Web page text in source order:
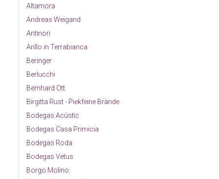
Altamora
Andreas Weigand
Antinori
Arillo in Terrabianca
Beringer
Berlucchi
Bernhard Ott
Birgitta Rust - Piekfeine Brände
Bodegas Acústic
Bodegas Casa Primicia
Bodegas Roda
Bodegas Vetus
Borgo Molino